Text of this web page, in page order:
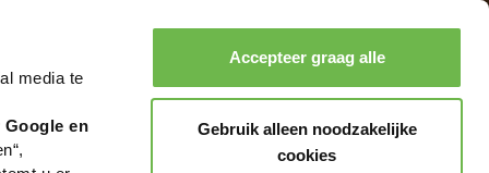
media te
en
Accepteer graag alle
Gebruik alleen noodzakelijke
cookies
Boeken Menu